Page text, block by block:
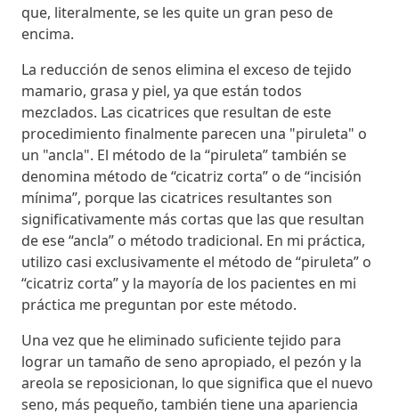
que, literalmente, se les quite un gran peso de
encima.
La reducción de senos elimina el exceso de tejido
mamario, grasa y piel, ya que están todos
mezclados. Las cicatrices que resultan de este
procedimiento finalmente parecen una "piruleta" o
un "ancla". El método de la “piruleta” también se
denomina método de “cicatriz corta” o de “incisión
mínima”, porque las cicatrices resultantes son
significativamente más cortas que las que resultan
de ese “ancla” o método tradicional. En mi práctica,
utilizo casi exclusivamente el método de “piruleta” o
“cicatriz corta” y la mayoría de los pacientes en mi
práctica me preguntan por este método.
Una vez que he eliminado suficiente tejido para
lograr un tamaño de seno apropiado, el pezón y la
areola se reposicionan, lo que significa que el nuevo
seno, más pequeño, también tiene una apariencia